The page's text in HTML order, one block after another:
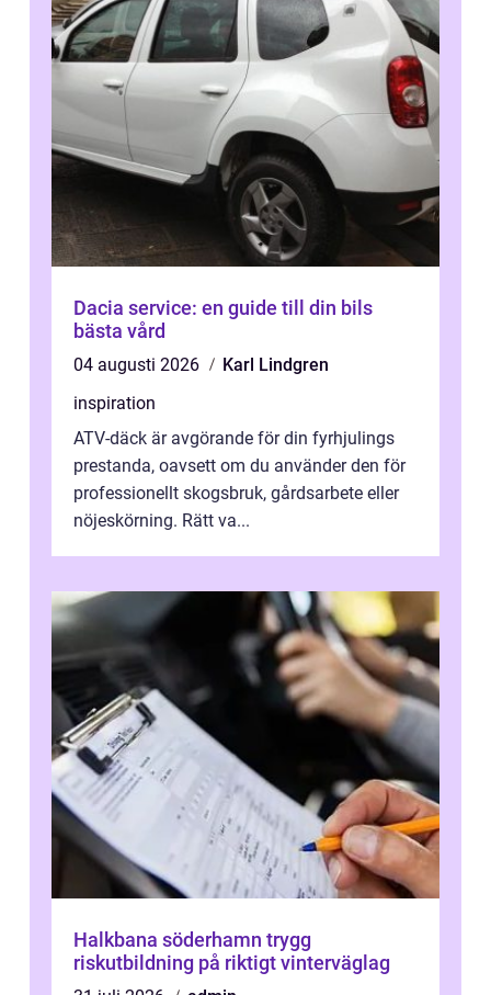
Dacia service: en guide till din bils
bästa vård
04 augusti 2026
Karl Lindgren
inspiration
ATV-däck är avgörande för din fyrhjulings
prestanda, oavsett om du använder den för
professionellt skogsbruk, gårdsarbete eller
nöjeskörning. Rätt va...
Halkbana söderhamn trygg
riskutbildning på riktigt vinterväglag